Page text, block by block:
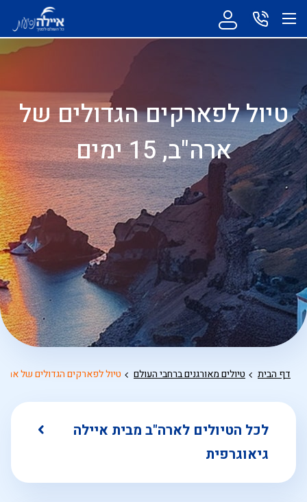
טיול לפארקים הגדולים של
ארה"ב, 15 ימים
דף הבית טיולים מאורגנים ברחבי העולם טיול לפארקים הגדולים של ארה
לכל הטיולים לארה"ב מבית איילה
גיאוגרפית